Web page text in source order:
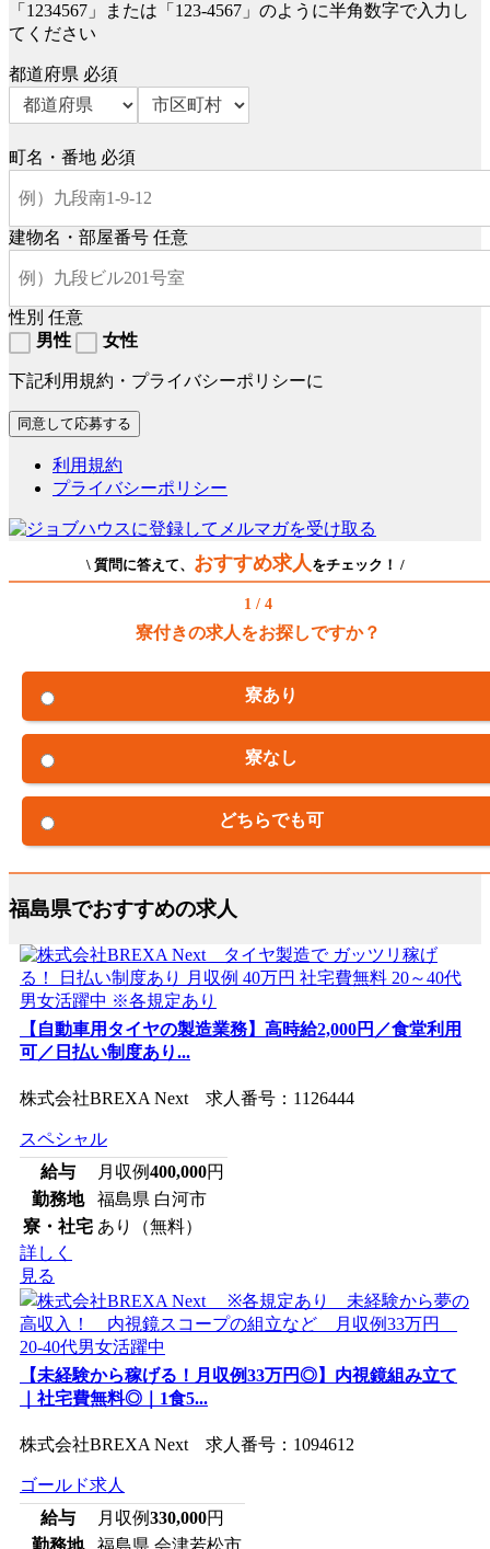
「1234567」または「123-4567」のように半角数字で入力し
てください
都道府県 必須
町名・番地 必須
建物名・部屋番号 任意
性別 任意
男性
女性
下記利用規約・プライバシーポリシーに
利用規約
プライバシーポリシー
\ 質問に答えて、 おすすめ求人をチェック！ /
1 / 4
寮付きの求人をお探しですか？
寮あり
寮なし
どちらでも可
福島県でおすすめの求人
【自動車用タイヤの製造業務】高時給2,000円／食堂利用
可／日払い制度あり...
株式会社BREXA Next 求人番号：1126444
スペシャル
給与
月収例400,000円
勤務地
福島県 白河市
寮・社宅 あり（無料）
詳しく
見る
【未経験から稼げる！月収例33万円◎】内視鏡組み立て
｜社宅費無料◎｜1食5...
株式会社BREXA Next 求人番号：1094612
ゴールド求人
給与
月収例330,000円